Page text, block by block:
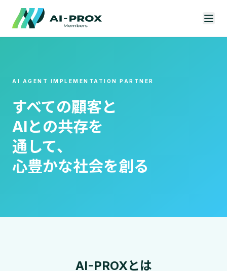
メインコンテンツへスキップ
AI AGENT IMPLEMENTATION PARTNER
すべての顧客と
AIとの共存を
通して、
心豊かな社会を創る
AI-PROXとは